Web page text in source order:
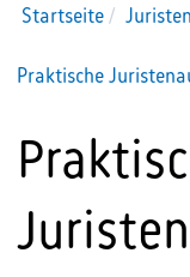
Startseite
Praktische